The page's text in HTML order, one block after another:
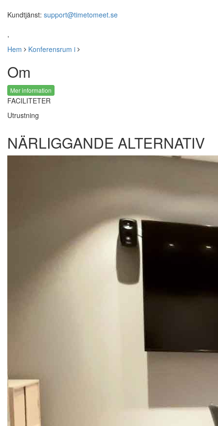
Kundtjänst: support@timetomeet.se
,
Hem
Konferensrum i
Om
Mer information
FACILITETER
Utrustning
NÄRLIGGANDE ALTERNATIV